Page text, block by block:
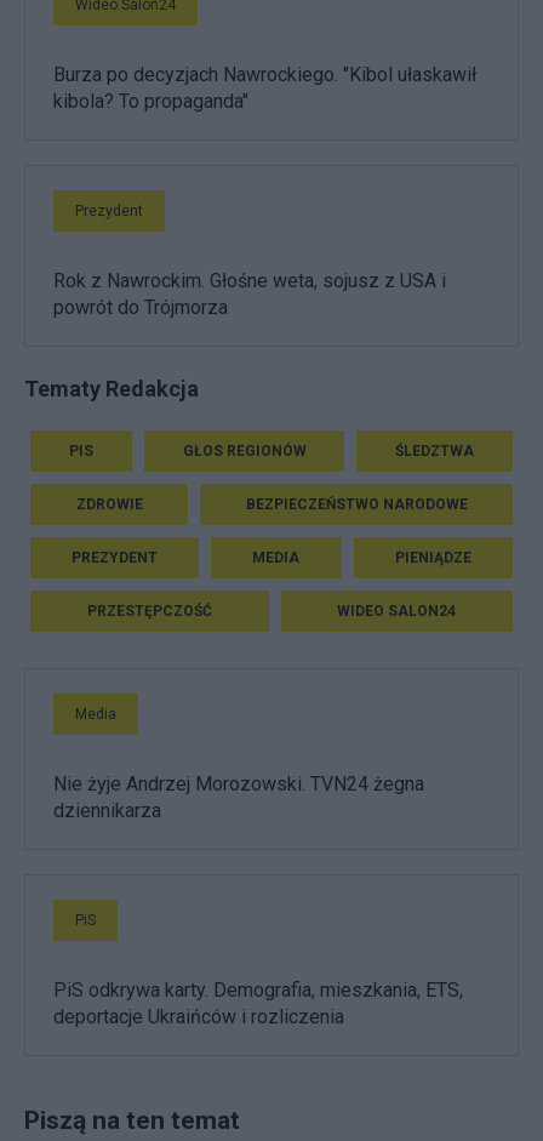
Wideo Salon24
Burza po decyzjach Nawrockiego. "Kibol ułaskawił
kibola? To propaganda"
Prezydent
Rok z Nawrockim. Głośne weta, sojusz z USA i
powrót do Trójmorza
Tematy Redakcja
PIS GŁOS REGIONÓW ŚLEDZTWA
ZDROWIE BEZPIECZEŃSTWO NARODOWE
PREZYDENT MEDIA PIENIĄDZE
PRZESTĘPCZOŚĆ WIDEO SALON24
Media
Nie żyje Andrzej Morozowski. TVN24 żegna
dziennikarza
PiS
PiS odkrywa karty. Demografia, mieszkania, ETS,
deportacje Ukraińców i rozliczenia
Piszą na ten temat